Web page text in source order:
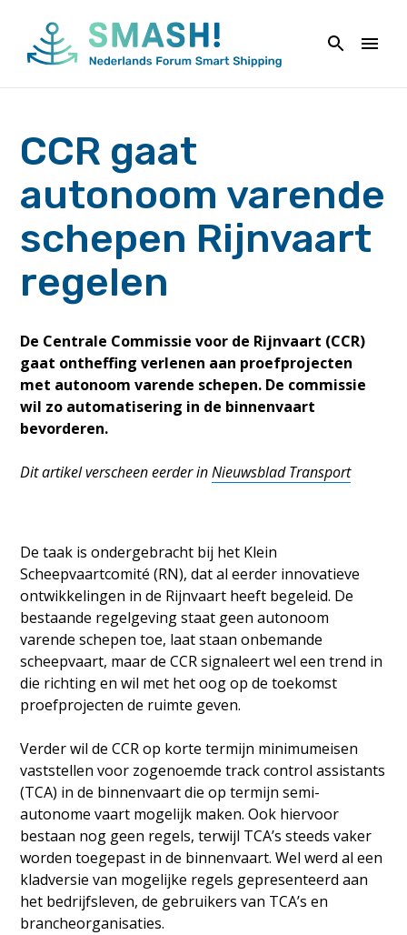
inhoud
CCR gaat
autonoom varende
schepen Rijnvaart
regelen
De Centrale Commissie voor de Rijnvaart (CCR)
gaat ontheffing verlenen aan proefprojecten
met autonoom varende schepen. De commissie
wil zo automatisering in de binnenvaart
bevorderen.
Dit artikel verscheen eerder inNieuwsblad Transport
De taak is ondergebracht bij het Klein
Scheepvaartcomité (RN), dat al eerder innovatieve
ontwikkelingen in de Rijnvaart heeft begeleid. De
bestaande regelgeving staat geen autonoom
varende schepen toe, laat staan onbemande
scheepvaart, maar de CCR signaleert wel een trend in
die richting en wil met het oog op de toekomst
proefprojecten de ruimte geven.
Verder wil de CCR op korte termijn minimumeisen
vaststellen voor zogenoemde track control assistants
(TCA) in de binnenvaart die op termijn semi-
autonome vaart mogelijk maken. Ook hiervoor
bestaan nog geen regels, terwijl TCA’s steeds vaker
worden toegepast in de binnenvaart. Wel werd al een
kladversie van mogelijke regels gepresenteerd aan
het bedrijfsleven, de gebruikers van TCA’s en
brancheorganisaties.